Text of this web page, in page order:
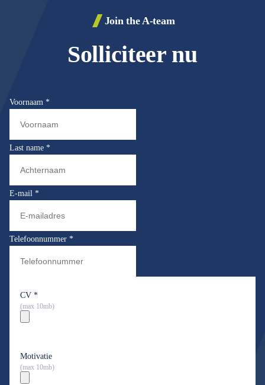
Solliciteer nu
Join the A-team
Voornaam *
Last name *
E-mail *
Telefoonnummer *
CV *
(max 10mb)
Motivatie
(max 10mb)